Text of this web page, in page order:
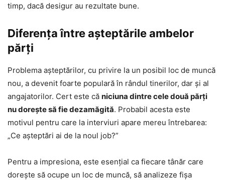
timp, dacă desigur au rezultate bune.
Diferența între așteptările ambelor
părți
Problema așteptărilor, cu privire la un posibil loc de muncă
nou, a devenit foarte populară în rândul tinerilor, dar și al
angajatorilor. Cert este că niciuna dintre cele două părți
nu dorește să fie dezamăgită. Probabil acesta este
motivul pentru care la interviuri apare mereu întrebarea:
„Ce așteptări ai de la noul job?”
Pentru a impresiona, este esențial ca fiecare tânăr care
dorește să ocupe un loc de muncă, să analizeze fișa